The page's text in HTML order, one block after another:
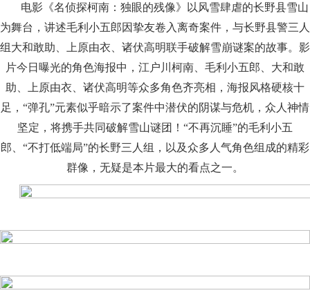
电影《名侦探柯南：独眼的残像》以风雪肆虐的长野县雪山
为舞台，讲述毛利小五郎因挚友卷入离奇案件，与长野县警三人
组大和敢助、上原由衣、诸伏高明联手破解雪崩谜案的故事。影
片今日曝光的角色海报中，江户川柯南、毛利小五郎、大和敢
助、上原由衣、诸伏高明等众多角色齐亮相，海报风格硬核十
足，“弹孔”元素似乎暗示了案件中潜伏的阴谋与危机，众人神情
坚定，将携手共同破解雪山谜团！“不再沉睡”的毛利小五
郎、“不打低端局”的长野三人组，以及众多人气角色组成的精彩
群像，无疑是本片最大的看点之一。